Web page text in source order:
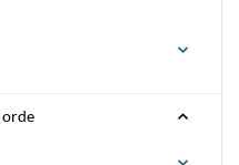
orde